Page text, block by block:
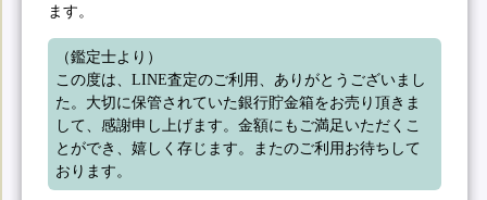
ます。
（鑑定士より）
この度は、LINE査定のご利用、ありがとうございまし
た。大切に保管されていた銀行貯金箱をお売り頂きま
して、感謝申し上げます。金額にもご満足いただくこ
とができ、嬉しく存じます。またのご利用お待ちして
おります。